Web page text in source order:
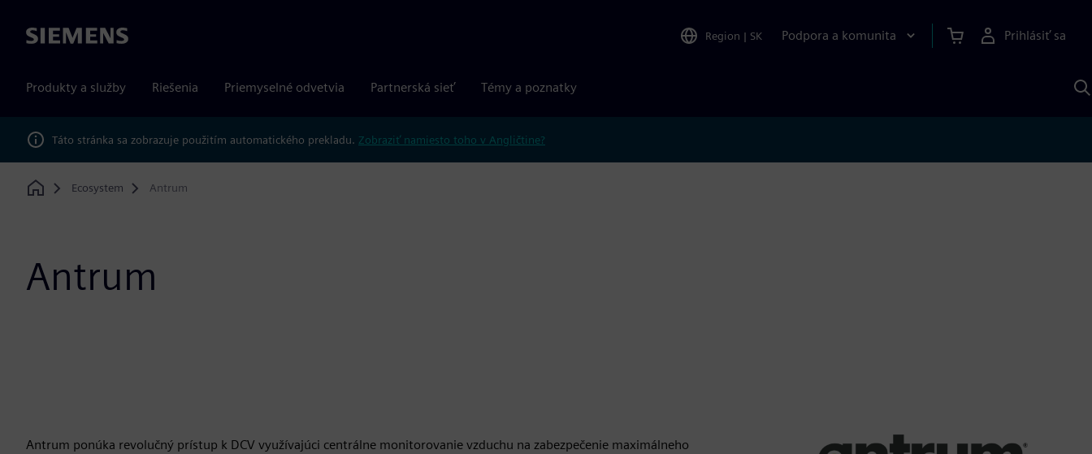
Siemens Region | SK Podpora a komunita Prihlásiť sa
Produkty a služby Riešenia Priemyselné odvetvia Partnerská sieť Témy a poznatky
Táto stránka sa zobrazuje použitím automatického prekladu. Zobraziť namiesto toho v Angličtine?
Home
Ecosystem Antrum
Antrum
Antrum ponúka revolučný prístup k DCV využívajúci centrálne monitorovanie vzduchu na zabezpečenie maximálneho